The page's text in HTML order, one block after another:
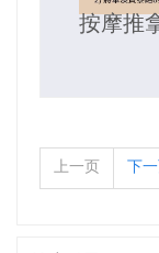
按摩推
上一页 下